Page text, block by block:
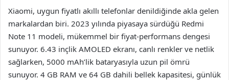
Xiaomi, uygun fiyatlı akıllı telefonlar denildiğinde akla gelen
markalardan biri. 2023 yılında piyasaya sürdüğü Redmi
Note 11 modeli, mükemmel bir fiyat-performans dengesi
sunuyor. 6.43 inçlik AMOLED ekranı, canlı renkler ve netlik
sağlarken, 5000 mAh’lik bataryasıyla uzun pil ömrü
sunuyor. 4 GB RAM ve 64 GB dahili bellek kapasitesi, günlük